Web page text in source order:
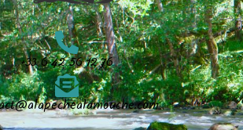
+33 6 42 56 12 76